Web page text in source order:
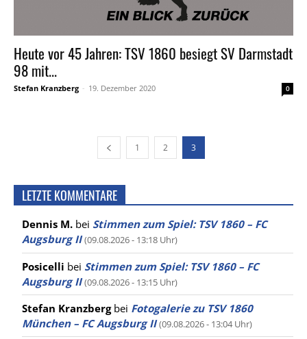
Heute vor 45 Jahren: TSV 1860 besiegt SV Darmstadt
98 mit...
Stefan Kranzberg - 19. Dezember 2020 0
1 2 3
LETZTE KOMMENTARE
Dennis M. bei Stimmen zum Spiel: TSV 1860 – FC
Augsburg II (09.08.2026 - 13:18 Uhr)
Posicelli bei Stimmen zum Spiel: TSV 1860 – FC
Augsburg II (09.08.2026 - 13:15 Uhr)
Stefan Kranzbergbei Fotogalerie zu TSV 1860
München – FC Augsburg II (09.08.2026 - 13:04 Uhr)